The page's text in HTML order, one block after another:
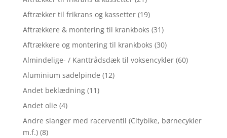
Aftrækker til frikrans og kassetter (19)
Aftrækkere & montering til krankboks (31)
Aftrækkere og montering til krankboks (30)
Almindelige- / Kanttrådsdæk til voksencykler (60)
Aluminium sadelpinde (12)
Andet beklædning (11)
Andet olie (4)
Andre slanger med racerventil (Citybike, børnecykler
m.f.) (8)